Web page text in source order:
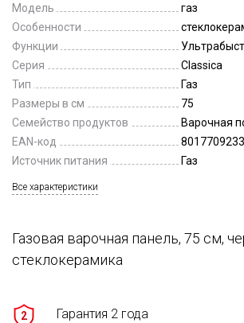
Модель
газ
Особенности
Функции
Серия
Classica
Тип
Газ
Размеры в см
75
Семейство продуктов
Варочная
EAN-код
Источник питания
Газ
Все характеристики
Газовая варочная панель, 75 см,
стеклокерамика
2
Гарантия 2 года